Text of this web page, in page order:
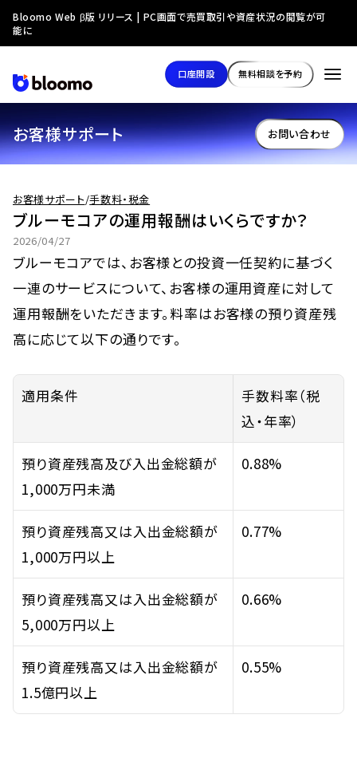
お客様サポート お問い合わせ
お客様サポート/手数料・税金
ブルーモコアの運用報酬はいくらですか？
2026/04/27
ブルーモコアでは、お客様との投資一任契約に基づく
一連のサービスについて、お客様の運用資産に対して
運用報酬をいただきます。料率はお客様の預り資産残
高に応じて以下の通りです。
適用条件
手数料率（税
込・年率）
預り資産残高及び入出金総額が
1,000万円未満
0.88%
預り資産残高又は入出金総額が
1,000万円以上
0.77%
預り資産残高又は入出金総額が
5,000万円以上
0.66%
預り資産残高又は入出金総額が
1.5億円以上
0.55%
Bloomo Web β版 リリース | PC画面で売買取引や資産状況の閲覧が可
能に
口座開設 無料相談を予約